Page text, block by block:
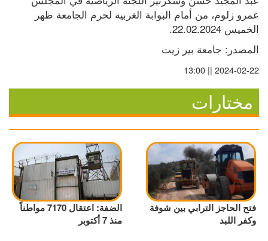
الخميس 22.02.2024.
المصدر: جامعة بير زيت
2024-02-22 || 13:00
مختارات
فتح الحاجز الترابي بين شوفة
وكفر اللبد
الضفة: اعتقال 7170 مواطناً
منذ 7 أكتوبر